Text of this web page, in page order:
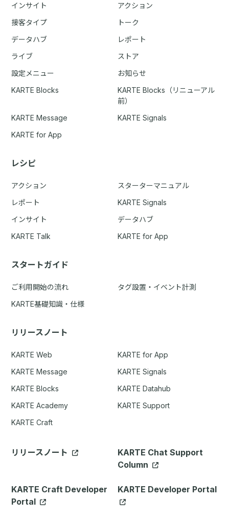
インサイト
アクション
接客タイプ
トーク
データハブ
レポート
ライブ
ストア
設定メニュー
お知らせ
KARTE Blocks
KARTE Blocks（リニューアル
前）
KARTE Message
KARTE Signals
KARTE for App
レシピ
アクション
スターターマニュアル
レポート
KARTE Signals
インサイト
データハブ
KARTE Talk
KARTE for App
スタートガイド
ご利用開始の流れ
タグ設置・イベント計測
KARTE基礎知識・仕様
リリースノート
KARTE Web
KARTE for App
KARTE Message
KARTE Signals
KARTE Blocks
KARTE Datahub
KARTE Academy
KARTE Support
KARTE Craft
リリースノート
KARTE Chat Support
Column
KARTE Craft Developer
Portal
KARTE Developer Portal